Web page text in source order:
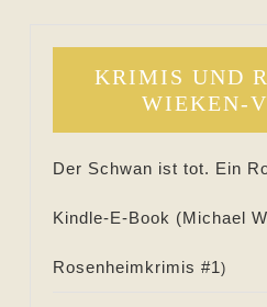
KRIMIS UND
WIEKEN-
Der Schwan ist tot. Ein
Kindle-E-Book (Michael
Rosenheimkrimis #1)